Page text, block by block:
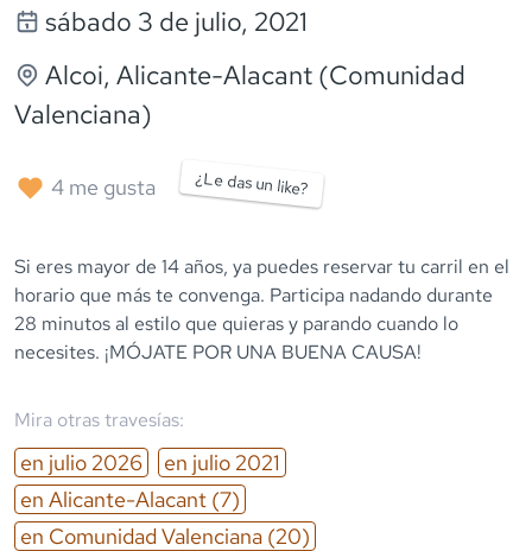
sábado 3 de julio, 2021
Alcoi, Alicante-Alacant (Comunidad
Valenciana)
4 me gusta ¿Le das un like?
Si eres mayor de 14 años, ya puedes reservar tu carril en el
horario que más te convenga. Participa nadando durante
28 minutos al estilo que quieras y parando cuando lo
necesites. ¡MÓJATE POR UNA BUENA CAUSA!
Mira otras travesías:
en julio 2026 en julio 2021
en Alicante-Alacant (7)
en Comunidad Valenciana (20)